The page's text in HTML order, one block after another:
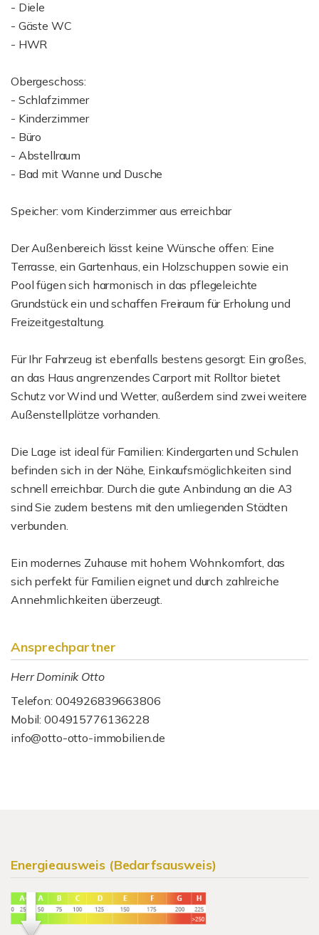
- Diele
- Gäste WC
- HWR
Obergeschoss:
- Schlafzimmer
- Kinderzimmer
- Büro
- Abstellraum
- Bad mit Wanne und Dusche
Speicher: vom Kinderzimmer aus erreichbar
Der Außenbereich lässt keine Wünsche offen: Eine
Terrasse, ein Gartenhaus, ein Holzschuppen sowie ein
Pool fügen sich harmonisch in das pflegeleichte
Grundstück ein und schaffen Freiraum für Erholung und
Freizeitgestaltung.
Für Ihr Fahrzeug ist ebenfalls bestens gesorgt: Ein großes,
an das Haus angrenzendes Carport mit Rolltor bietet
Schutz vor Wind und Wetter, außerdem sind zwei weitere
Außenstellplätze vorhanden.
Die Lage ist ideal für Familien: Kindergarten und Schulen
befinden sich in der Nähe, Einkaufsmöglichkeiten sind
schnell erreichbar. Durch die gute Anbindung an die A3
sind Sie zudem bestens mit den umliegenden Städten
verbunden.
Ein modernes Zuhause mit hohem Wohnkomfort, das
sich perfekt für Familien eignet und durch zahlreiche
Annehmlichkeiten überzeugt.
Ansprechpartner
Herr Dominik Otto
Telefon: 004926839663806
Mobil: 004915776136228
info@otto-otto-immobilien.de
Energieausweis (Bedarfsausweis)